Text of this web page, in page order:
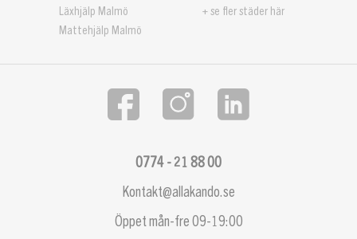
Läxhjälp Malmö
Mattehjälp Malmö
+ se fler städer här
Kontakt@allakando.se
0774 - 21 88 00
Öppet mån-fre 09-19:00